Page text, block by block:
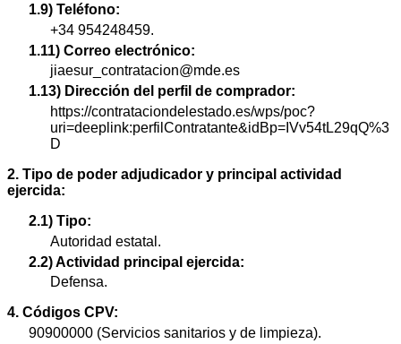
1.9) Teléfono:
+34 954248459.
1.11) Correo electrónico:
jiaesur_contratacion@mde.es
1.13) Dirección del perfil de comprador:
https://contrataciondelestado.es/wps/poc?
uri=deeplink:perfilContratante&idBp=IVv54tL29qQ%3
D
2. Tipo de poder adjudicador y principal actividad
ejercida:
2.1) Tipo:
Autoridad estatal.
2.2) Actividad principal ejercida:
Defensa.
4. Códigos CPV:
90900000 (Servicios sanitarios y de limpieza).